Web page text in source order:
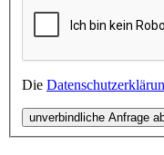
Die
unverbindliche Anfrage